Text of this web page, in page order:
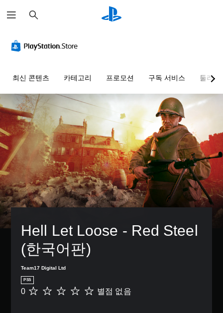
색
최신 콘텐츠 카테고리 프로모션 구독 서비스 둘러보
Hell Let Loose - Red Steel
(한국어판)
Team17 Digital Ltd
PS5
별
0 별점 없음